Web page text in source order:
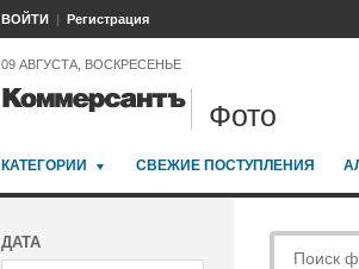
ВОЙТИ Регистрация
09 АВГУСТА, ВОСКРЕСЕНЬЕ
Фото
КАТЕГОРИИ СВЕЖИЕ ПОСТУПЛЕНИЯ
ДАТА